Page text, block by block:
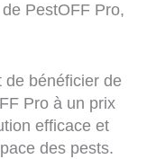
PestOFF Pro,
de bénéficier de
Pro à un prix
efficace et
des pests.